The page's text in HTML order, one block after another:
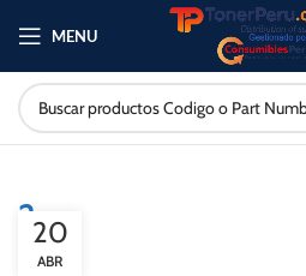
MENU
220
ABR